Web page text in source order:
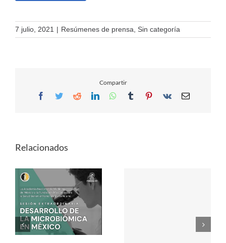
7 julio, 2021 | Resúmenes de prensa, Sin categoría
Compartir
Facebook
TwitterRedditLinkedInWhatsApp
TumblrPinterest
Vk Email
Relacionados